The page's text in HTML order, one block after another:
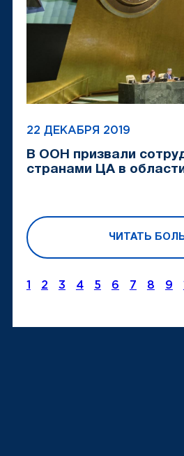
22 ДЕКАБРЯ 2019
В ООН призвали
странами ЦА в
ЧИТАТЬ
1 2 3 4 5 6 7 8 9